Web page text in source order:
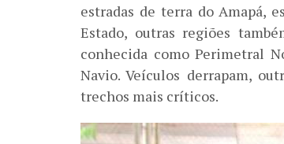
estradas de terra do Amapá,
Estado, outras regiões
conhecida como Perimetral
Navio. Veículos derrapam,
trechos mais críticos.